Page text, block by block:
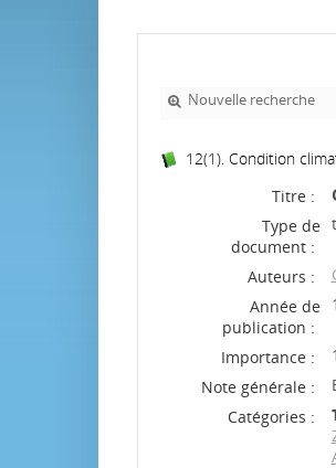
Nouvelle recherche
12(1). Condition
Titre :
Type de
document :
Auteurs :
Année de
publication :
Importance :
Note générale :
Catégories :